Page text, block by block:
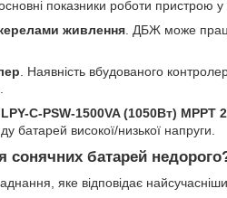
показники роботи пристрою
живлення . ДБЖ може
. Наявність вбудованого
С-PSW-1500VA (1050Вт) MPPT
батарей високої/низької напруги.
сонячних батарей
яке відповідає